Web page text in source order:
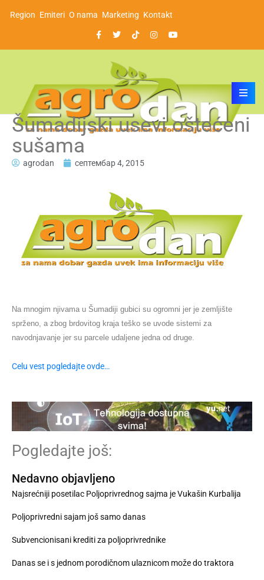
Region Emiteri O nama Marketing Kontakt
Šumadijski usevi oštećeni
sušama
agrodan септембар 4, 2015
Na mnogim njivama u Šumadiji gubici su ogromni jer je zemljište
sprženo, a zbog brdovitog kraja teško se uvode sistemi za
navodnjavanje jer su parcele udaljene jedna od druge.
Celu vest pogledajte ovde…
Pogledajte još:
Nedavno objavljeno
Najsrećniji posetilac Poljoprivrednog sajma je Vukašin Kurbalija
Poljoprivredni sajam još samo danas
Subvencionisani krediti za poljoprivrednike
Danas se i s jednom porodičnom ulaznicom može do traktora